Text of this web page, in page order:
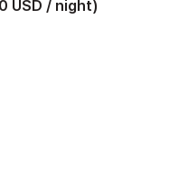
USD / night)